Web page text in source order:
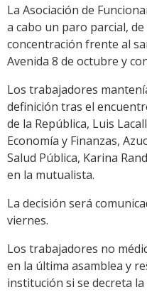
La Asociación de
a cabo un paro parcial,
concentración frente al
Avenida 8 de octubre y
Los trabajadores
definición tras el
de la República, Luis
Economía y Finanzas,
Salud Pública, Karina
en la mutualista.
La decisión será
viernes.
Los trabajadores no
en la última asamblea y
institución si se decreta